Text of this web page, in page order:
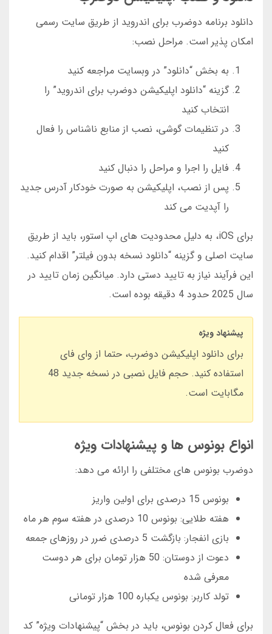
دانلود برنامه دوضرب برای اندروید از طریق سایت رسمی
امکان پذیر است. مراحل نصب:
به بخش “دانلود” در وبسایت مراجعه کنید
گزینه “دانلود اپلیکیشن دوضرب برای اندروید” را
انتخاب کنید
در تنظیمات گوشی، نصب از منابع ناشناس را فعال
کنید
فایل را اجرا و مراحل را دنبال کنید
پس از نصب، اپلیکیشن به صورت خودکار آدرس جدید
را آپدیت می کند
برای iOS، به دلیل محدودیت های اپ استور، باید از طریق
سایت اصلی و گزینه “دانلود نسخه بدون فیلتر” اقدام کنید.
این فرآیند نیاز به تایید دستی دارد. میانگین زمان تایید در
سال 2025 حدود 4 دقیقه بوده است.
پیشنهاد ویژه
برای دانلود اپلیکیشن دوضرب، حتما از وای فای
استفاده کنید. حجم فایل نصبی در نسخه جدید 48
مگابایت است.
انواع بونوس ها و پیشنهادات ویژه
دوضرب بونوس های مختلفی را ارائه می دهد:
بونوس 15 درصدی برای اولین واریز
هفته طلایی: بونوس 10 درصدی در هفته سوم هر ماه
بازی انفجار: بازگشت 5 درصدی ضرر در روزهای جمعه
دعوت از دوستان: 50 هزار تومان برای هر دوست
معرفی شده
تولد کاربر: بونوس یکباره 100 هزار تومانی
برای فعال کردن بونوس، باید در بخش “پیشنهادات ویژه” کد